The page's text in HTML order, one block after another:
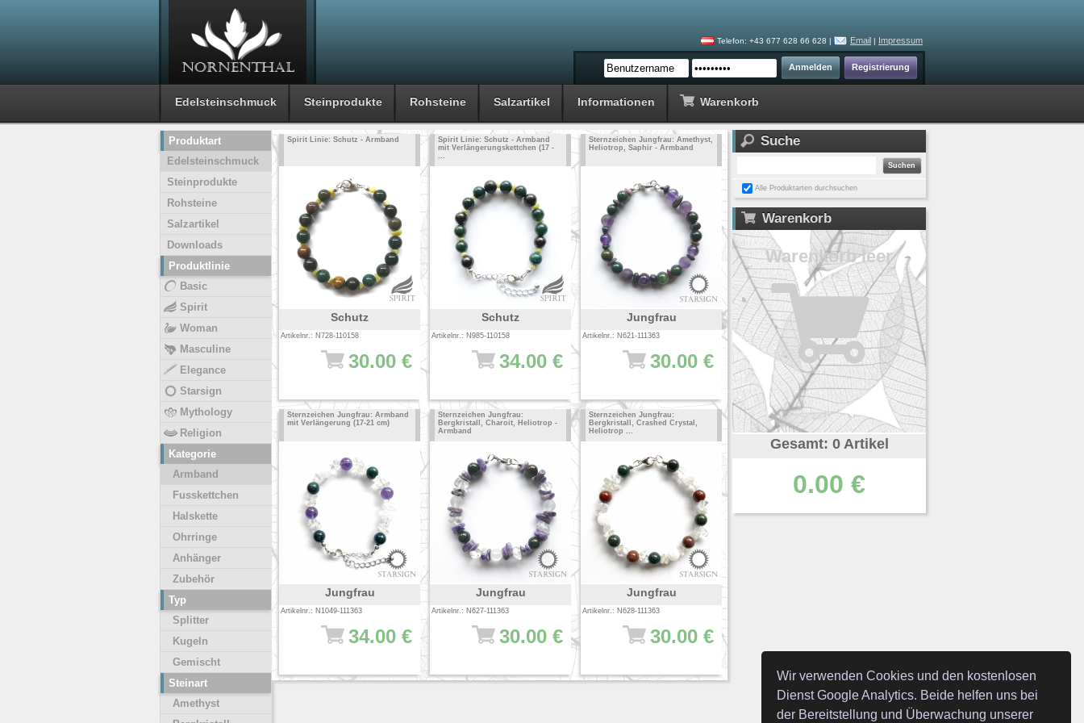
Wir verwenden Cookies und den kostenlosen
Dienst Google Analytics. Beide helfen uns bei
der Bereitstellung und Überwachung unserer
Telefon: +43 677 628 66 628 | Email | Impressum
Edelsteinschmuck Steinprodukte Rohsteine Salzartikel Informationen Warenkorb
Spirit Linie: Schutz - Armband
Schutz
Artikelnr.: N728-110158
30.00 €
Spirit Linie: Schutz - Armband
mit Verlängerungskettchen (17 -
...
Schutz
Artikelnr.: N985-110158
34.00 €
Sternzeichen Jungfrau: Amethyst,
Heliotrop, Saphir - Armband
Jungfrau
Artikelnr.: N621-111363
30.00 €
Sternzeichen Jungfrau: Armband
mit Verlängerung (17-21 cm)
Jungfrau
Artikelnr.: N1049-111363
34.00 €
Sternzeichen Jungfrau:
Bergkristall, Charoit, Heliotrop -
Armband
Jungfrau
Artikelnr.: N627-111363
30.00 €
Sternzeichen Jungfrau:
Bergkristall, Crashed Crystal,
Heliotrop ...
Jungfrau
Artikelnr.: N628-111363
30.00 €
Produktart
Edelsteinschmuck
Steinprodukte
Rohsteine
Salzartikel
Downloads
Produktlinie
Basic
Spirit
Woman
Masculine
Elegance
Starsign
Mythology
Religion
Kategorie
Armband
Fusskettchen
Halskette
Ohrringe
Anhänger
Zubehör
Typ
Splitter
Kugeln
Gemischt
Steinart
Amethyst
Suche
Alle Produktarten durchsuchen
Warenkorb
Warenkorb leer
Gesamt: 0 Artikel
0.00 €